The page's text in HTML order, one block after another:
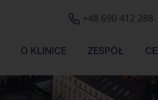
+48 690 412 288
O KLINICE ZESPÓŁ